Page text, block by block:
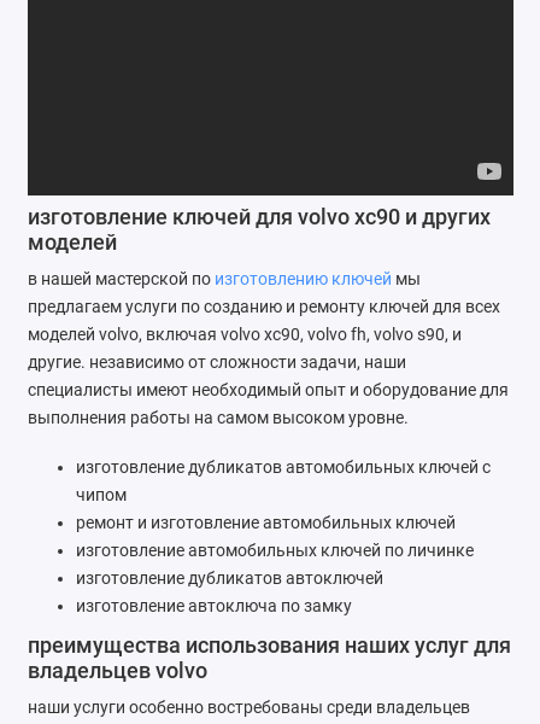
Макеты для печати на кружках
Показать все
изготовление ключей для volvo xc90 и других
моделей
в нашей мастерской по изготовлению ключей мы
предлагаем услуги по созданию и ремонту ключей для всех
моделей volvo, включая volvo xc90, volvo fh, volvo s90, и
другие. независимо от сложности задачи, наши
специалисты имеют необходимый опыт и оборудование для
выполнения работы на самом высоком уровне.
изготовление дубликатов автомобильных ключей с
чипом
ремонт и изготовление автомобильных ключей
изготовление автомобильных ключей по личинке
изготовление дубликатов автоключей
изготовление автоключа по замку
преимущества использования наших услуг для
владельцев volvo
наши услуги особенно востребованы среди владельцев